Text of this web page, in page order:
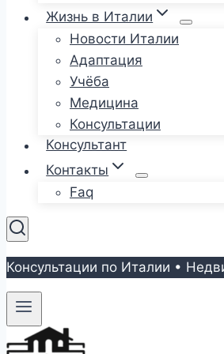
Жизнь в Италии
Новости Италии
Адаптация
Учёба
Медицина
Консультации
Консультант
Контакты
Faq
Консультации по Италии •